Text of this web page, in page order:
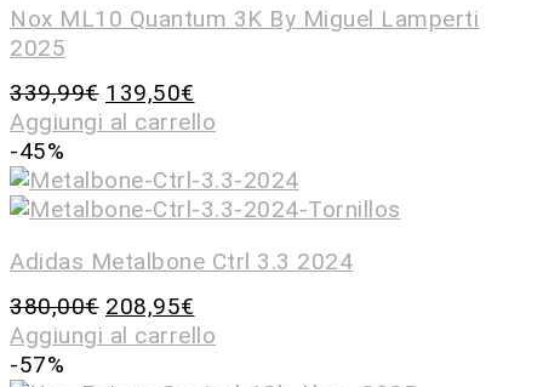
Nox ML10 Quantum 3K By Miguel Lamperti
2025
339,99€ 139,50€
Aggiungi al carrello
-45%
Adidas Metalbone Ctrl 3.3 2024
380,00€ 208,95€
Aggiungi al carrello
-57%